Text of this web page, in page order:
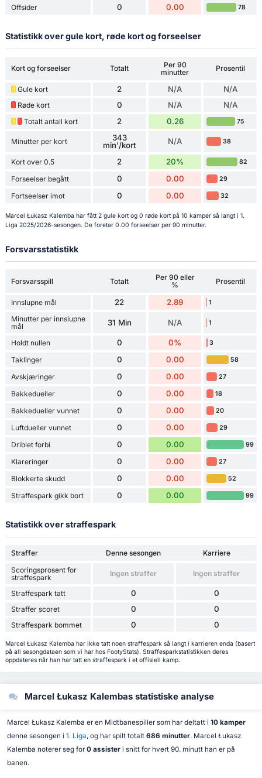
Offsider 0 0.00 78
Statistikk over gule kort, røde kort og forseelser
Kort og forseelser Totalt
Per 90
minutter
Prosentil
Gule kort 2 N/A N/A
Røde kort 0 N/A N/A
Totalt antall kort 2 0.26 75
Minutter per kort
343
min'/kort
N/A 38
Kort over 0.5 2 20% 82
Forseelser begått 0 0.00 29
Fortseelser imot 0 0.00 32
Marcel Łukasz Kalemba har fått 2 gule kort og 0 røde kort på 10 kamper så langt i 1.
Liga 2025/2026-sesongen. De foretar 0.00 forseelser per 90 minutter.
Forsvarsstatistikk
Forsvarsspill Totalt
Per 90 eller
%
Prosentil
Innslupne mål 22 2.89 1
Minutter per innslupne
mål
31 Min N/A 1
Holdt nullen 0 0% 3
Taklinger 0 0.00 58
Avskjæringer 0 0.00 27
Bakkedueller 0 0.00 18
Bakkedueller vunnet 0 0.00 20
Luftdueller vunnet 0 0.00 29
Driblet forbi 0 0.00 99
Klareringer 0 0.00 27
Blokkerte skudd 0 0.00 52
Straffespark gikk bort 0 0.00 99
Statistikk over straffespark
Straffer Denne sesongen
Karriere
Scoringsprosent for
straffespark
Ingen straffer Ingen straffer
Straffespark tatt 0 0
Straffer scoret 0 0
Straffespark bommet 0 0
Marcel Łukasz Kalemba har ikke tatt noen straffespark så langt i karrieren enda (basert
på all sesongdataen som vi har hos FootyStats). Straffesparkstatistikken deres
oppdateres når han har tatt en straffespark i et offisiell kamp.
Marcel Łukasz Kalembas statistiske analyse
Marcel Łukasz Kalemba er en Midtbanespiller som har deltatt i 10 kamper
denne sesongen i 1. Liga, og har spilt totalt 686 minutter. Marcel Łukasz
Kalemba noterer seg for 0 assisteri snitt for hvert 90. minutt han er på
banen.